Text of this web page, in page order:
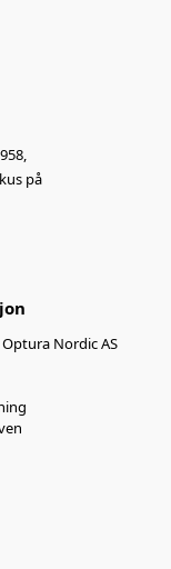
på
Nordic AS